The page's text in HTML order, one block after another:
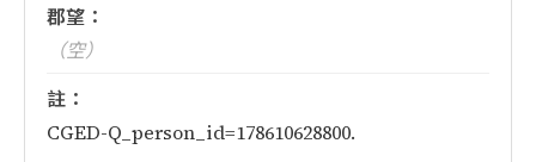
郡望：
（空）
註：
CGED-Q_person_id=178610628800.